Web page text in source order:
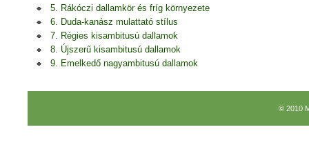
5. Rákóczi dallamkör és fríg környezete
6. Duda-kanász mulattató stílus
7. Régies kisambitusú dallamok
8. Újszerű kisambitusú dallamok
9. Emelkedő nagyambitusú dallamok
© 2010